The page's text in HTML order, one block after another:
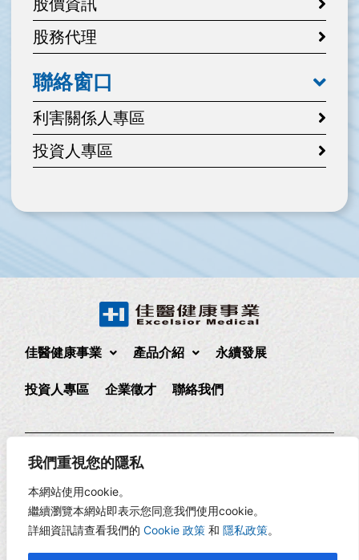
我們重視您的隱私
本網站使用cookie。
繼續瀏覽本網站即表示您同意我們使用cookie。
詳細資訊請查看我們的 Cookie 政策 和 隱私政策。
股務代理
聯絡窗口
利害關係人專區
投資人專區
佳醫健康事業 產品介紹 永續發展
投資人專區 企業徵才 聯絡我們
235 新北市中和區中正路880號17樓
17F., No. 880, Zhongzheng Rd., Zhonghe Dist., New Taipei
City, Taiwan
Copyright © 2026 佳醫健康 | 網頁設計 -RiseCreatives 展躍